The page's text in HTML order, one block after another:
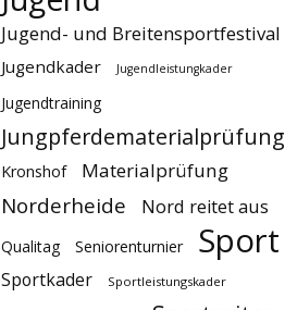
Jugend- und Breitensportfestival
Jugendkader Jugendleistungkader
Jugendtraining
Jungpferdematerialprüfung
Kronshof Materialprüfung
Norderheide Nord reitet aus
Qualitag Seniorenturnier Sport
Sportkader Sportleistungskader